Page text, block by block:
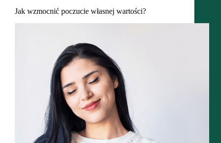
Jak wzmocnić poczucie własnej wartości?